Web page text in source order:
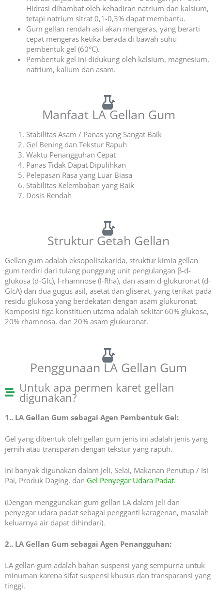
Hidrasi dihambat oleh kehadiran natrium dan kalsium,
tetapi natrium sitrat 0,1-0,3% dapat membantu.
Gum gellan rendah asil akan mengeras, yang berarti
cepat mengeras ketika berada di bawah suhu
pembentuk gel (60°C).
Pembentuk gel ini didukung oleh kalsium, magnesium,
natrium, kalium dan asam.
Manfaat LA Gellan Gum
Stabilitas Asam / Panas yang Sangat Baik
Gel Bening dan Tekstur Rapuh
Waktu Penangguhan Cepat
Panas Tidak Dapat Dipulihkan
Pelepasan Rasa yang Luar Biasa
Stabilitas Kelembaban yang Baik
Dosis Rendah
Struktur Getah Gellan
Gellan gum adalah eksopolisakarida, struktur kimia gellan
gum terdiri dari tulang punggung unit pengulangan β-d-
glukosa (d-Glc), l-rhamnose (l-Rha), dan asam d-glukuronat (d-
GlcA) dan dua gugus asil, asetat dan gliserat, yang terikat pada
residu glukosa yang berdekatan dengan asam glukuronat.
Komposisi tiga konstituen utama adalah sekitar 60% glukosa,
20% rhamnosa, dan 20% asam glukuronat.
Penggunaan LA Gellan Gum
Untuk apa permen karet gellan
digunakan?
1.. LA Gellan Gum sebagai Agen Pembentuk Gel:
Gel yang dibentuk oleh gellan gum jenis ini adalah jenis yang
jernih atau transparan dengan tekstur yang rapuh.
Ini banyak digunakan dalam Jeli, Selai, Makanan Penutup / Isi
Pai, Produk Daging, dan Gel Penyegar Udara Padat.
(Dengan menggunakan gum gellan LA dalam jeli dan
penyegar udara padat sebagai pengganti karagenan, masalah
keluarnya air dapat dihindari).
2.. LA Gellan Gum sebagai Agen Penangguhan:
LA gellan gum adalah bahan suspensi yang sempurna untuk
minuman karena sifat suspensi khusus dan transparansi yang
tinggi.